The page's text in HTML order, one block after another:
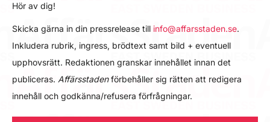
Hör av dig!
Skicka gärna in din pressrelease till info@affarsstaden.se.
Inkludera rubrik, ingress, brödtext samt bild + eventuell
upphovsrätt. Redaktionen granskar innehållet innan det
publiceras. Affärsstadenförbehåller sig rätten att redigera
innehåll och godkänna/refusera förfrågningar.